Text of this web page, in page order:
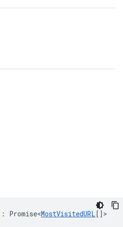
: Promise<MostVisitedURL[] >